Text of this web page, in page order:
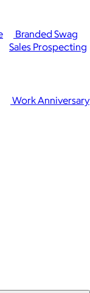
Branded Swag
Work Anniversary
Sales Prospecting